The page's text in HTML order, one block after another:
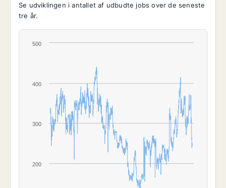
Se udviklingen i antallet af udbudte jobs over de seneste
tre år.
200
300
400
500